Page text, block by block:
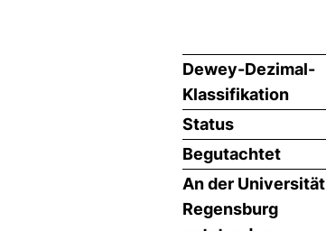
Dewey-Dezimal-
Klassifikation
Status
Begutachtet
An der Universität
Regensburg